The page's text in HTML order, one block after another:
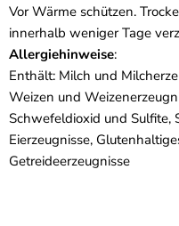
Vor Wärme schützen.
innerhalb weniger Tage
Allergiehinweise:
Enthält: Milch und
Weizen und
Schwefeldioxid und Sulfite,
Eierzeugnisse,
Getreideerzeugnisse